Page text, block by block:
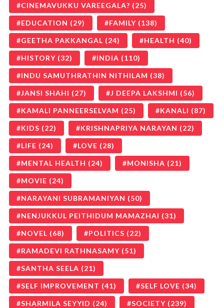
CINEMAVUKKU VAREEGALA? (25)
EDUCATION (29) FAMILY (138)
GEETHA PAKKANGAL (24) HEALTH (40)
HISTORY (32) INDIA (110)
INDU SAMUTHRATHIN NITHILAM (38)
JANSI SHAHI (27) J DEEPA LAKSHMI (56)
KAMALI PANNEERSELVAM (25) KANALI (87)
KIDS (22) KRISHNAPRIYA NARAYAN (22)
LIFE (24) LOVE (28)
MENTAL HEALTH (24) MONISHA (21)
MOVIE (24)
NARAYANI SUBRAMANIYAN (50)
NENJUKKUL PEITHIDUM MAMAZHAI (31)
NOVEL (68) POLITICS (22)
RAMADEVI RATHNASAMY (51)
SANTHA SEELA (21)
SELF IMPROVEMENT (41) SELF LOVE (34)
SHARMILA SEYYID (24) SOCIETY (239)